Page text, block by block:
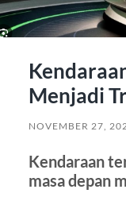
Menjadi
NOVEMBER 27,
Kendaraan
masa depan